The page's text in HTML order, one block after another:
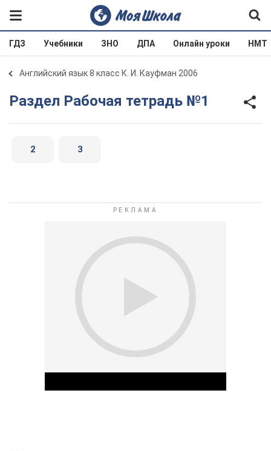
ГДЗ Учебники ЗНО ДПА Онлайн уроки НМТ
Английский язык 8 класс К. И. Кауфман 2006
Раздел Рабочая тетрадь №1
2 3